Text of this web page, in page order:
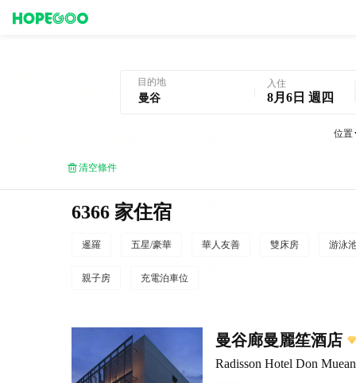
目的地 入住
8月6日 週四
位置
清空條件
6366 家住宿
暹羅 五星/豪華 華人友善 雙床房 游泳
親子房 充電泊車位
曼谷廊曼麗笙酒店
Radisson Hotel Don